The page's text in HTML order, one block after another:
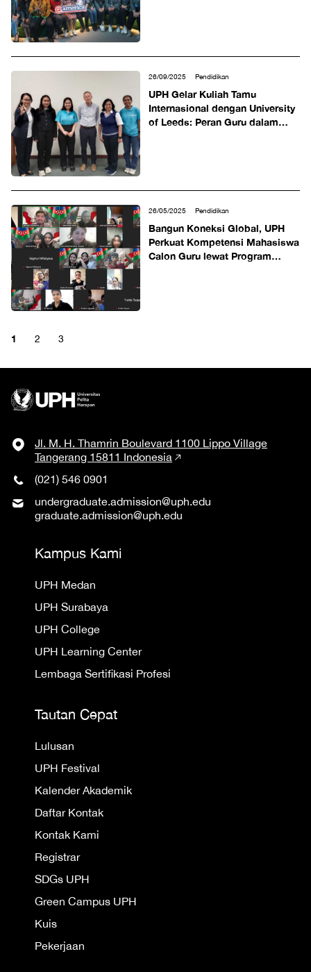
26/09/2025 Pendidikan
UPH Gelar Kuliah Tamu
Internasional dengan University
of Leeds: Peran Guru dalam
26/05/2025 Pendidikan
Bangun Koneksi Global, UPH
Perkuat Kompetensi Mahasiswa
Calon Guru lewat Program
1 2 3
Jl. M. H. Thamrin Boulevard 1100 Lippo Village
Tangerang 15811 Indonesia
(021) 546 0901
undergraduate.admission@uph.edu
graduate.admission@uph.edu
Kampus Kami
UPH Medan
UPH Surabaya
UPH College
UPH Learning Center
Lembaga Sertifikasi Profesi
Tautan Cepat
Lulusan
UPH Festival
Kalender Akademik
Daftar Kontak
Kontak Kami
Registrar
SDGs UPH
Green Campus UPH
Kuis
Pekerjaan